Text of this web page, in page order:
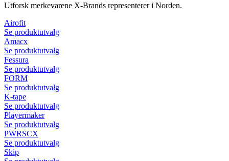
Utforsk merkevarene X-Brands representerer i Norden.
Airofit
Se produktutvalg
Amacx
Se produktutvalg
Fessura
Se produktutvalg
FORM
Se produktutvalg
K-tape
Se produktutvalg
Playermaker
Se produktutvalg
PWRSCX
Se produktutvalg
Skip